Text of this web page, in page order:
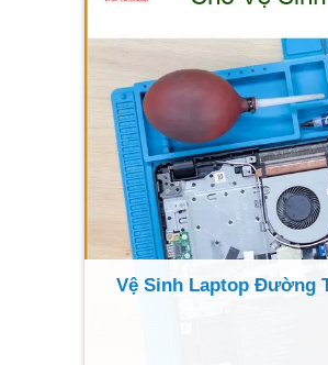
Vệ Sinh Laptop Đường